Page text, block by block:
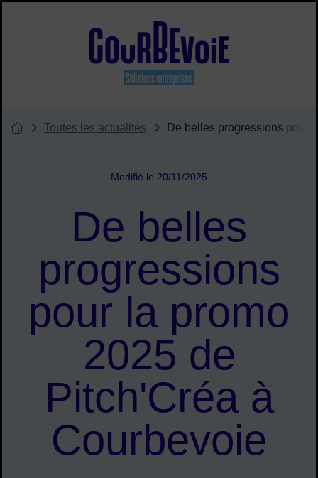
Site officiel de Courbevoie
Vous êtes ici :
Page d'accueil du site
Toutes les actualités De belles progressions pour
De belles
progressions
pour la promo
2025 de
Pitch'Créa à
Courbevoie
Modifié le 20/11/2025